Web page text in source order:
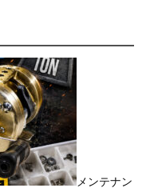
メンテナン